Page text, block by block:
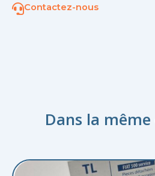
Contactez-nous
Dans la